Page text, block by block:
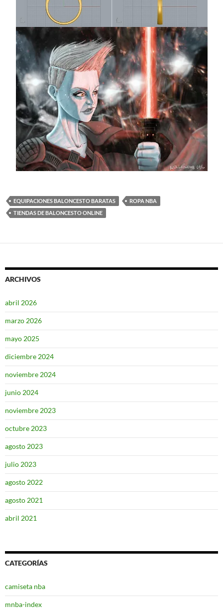
EQUIPACIONES BALONCESTO BARATAS
ROPA NBA
TIENDAS DE BALONCESTO ONLINE
ARCHIVOS
abril 2026
marzo 2026
mayo 2025
diciembre 2024
noviembre 2024
junio 2024
noviembre 2023
octubre 2023
agosto 2023
julio 2023
agosto 2022
agosto 2021
abril 2021
CATEGORÍAS
camiseta nba
mnba-index